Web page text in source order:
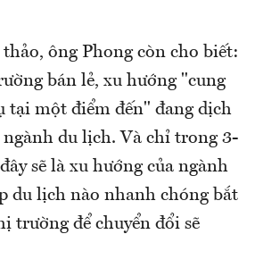
ông Phong còn cho biết:
bán lẻ, xu hướng "cung
tại một điểm đến" đang dịch
ngành du lịch. Và chỉ trong 3-
sẽ là xu hướng của ngành
du lịch nào nhanh chóng bắt
trường để chuyển đổi sẽ